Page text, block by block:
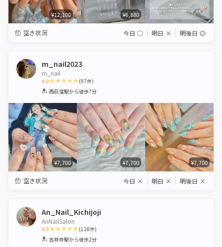
¥12,100 ¥6,880
空き状況 今日 ◯ 明日 × 明後日 ◎
m_nail2023
m_nail
4.9
1 2 3 4 5
(97件)
西荻窪駅から徒歩7分
¥7,700 ¥7,700 ¥7,700
空き状況 今日 × 明日 × 明後日 ×
An_Nail_Kichijoji
AnNailSalon
4.5
1 2 3 4 5
(128件)
吉祥寺駅から徒歩2分